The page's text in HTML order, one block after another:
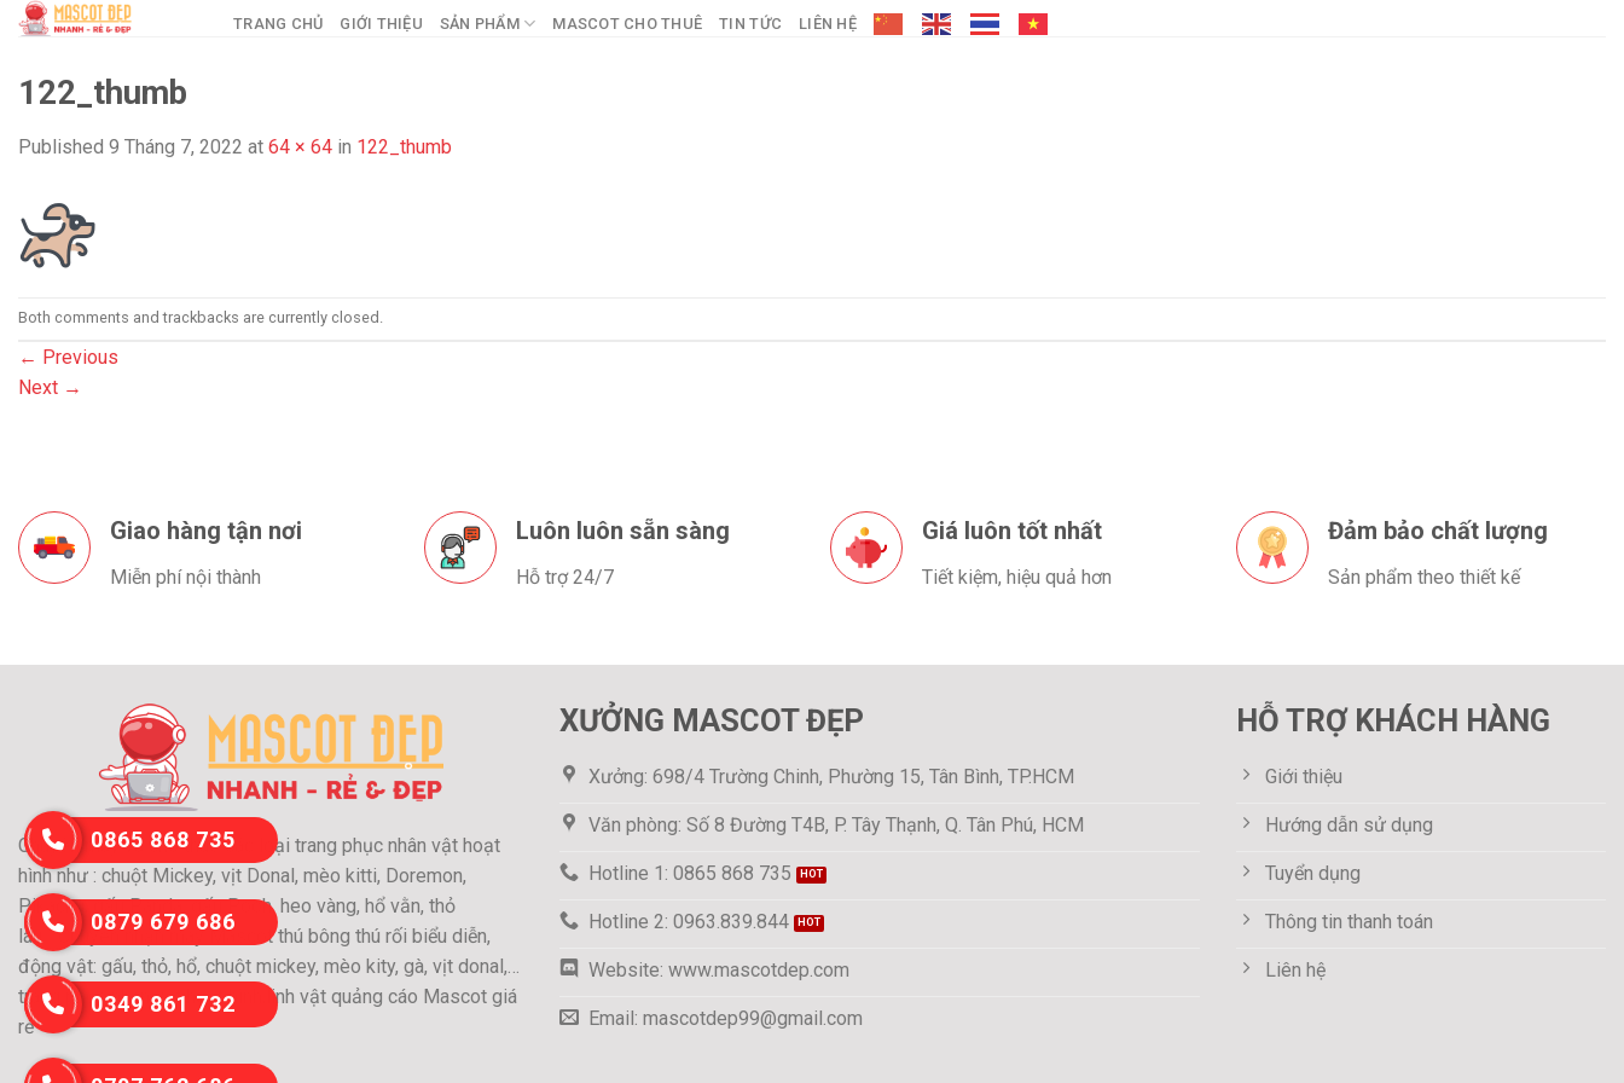
Skip
content
TRANG CHỦ GIỚI THIỆU SẢN PHẨM MASCOT CHO THUÊ TIN TỨC LIÊN HỆ
122_thumb
Published 9 Tháng 7, 2022 at 64 × 64 in 122_thumb
Both comments and trackbacks are currently closed.
← Previous
Next →
Giao hàng tận nơi
Miễn phí nội thành
Luôn luôn sẵn sàng
Hỗ trợ 24/7
Giá luôn tốt nhất
Tiết kiệm, hiệu quả hơn
Đảm bảo chất lượng
Sản phẩm theo thiết kế
Chuyên may và cho thuê các loại trang phục nhân vật hoạt
hình như : chuột Mickey, vịt Donal, mèo kitti, Doremon,
Pikachu, gấu Panda, gấu Pooh, heo vàng, hổ vằn, thỏ
láu….Chuyên nhận may Mascot thú bông thú rối biểu diễn,
động vật: gấu, thỏ, hổ, chuột mickey, mèo kity, gà, vịt donal,…
trang phục nhân vật hoạt hình,linh vật quảng cáo Mascot giá
rẻ
XƯỞNG MASCOT ĐẸP
Xưởng: 698/4 Trường Chinh, Phường 15, Tân Bình, TP.HCM
Văn phòng: Số 8 Đường T4B, P. Tây Thạnh, Q. Tân Phú, HCM
Hotline 1: 0865 868 735
Hotline 2: 0963.839.844
Website: www.mascotdep.com
Email: mascotdep99@gmail.com
HỖ TRỢ KHÁCH HÀNG
Giới thiệu
Hướng dẫn sử dụng
Tuyển dụng
Thông tin thanh toán
Liên hệ
0865 868 735
0879 679 686
0349 861 732